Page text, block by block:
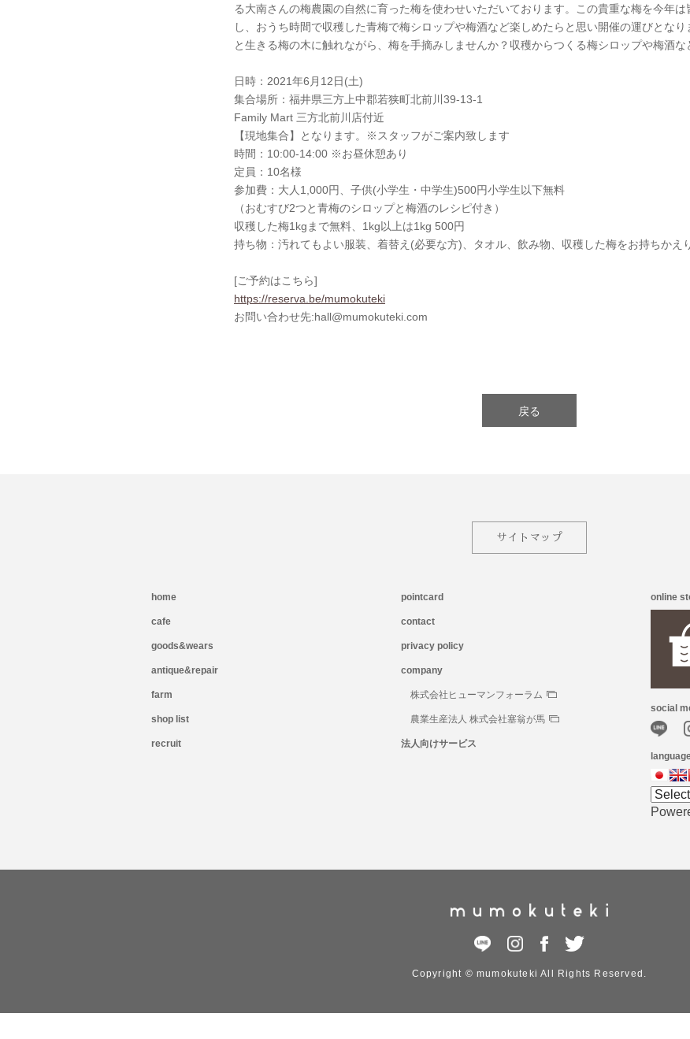
る大南さんの梅農園の自然に育った梅を使わせいただいております。この貴重な梅を今年
し、おうち時間で収穫した青梅で梅シロップや梅酒など楽しめたらと思い開催の運びとなり
と生きる梅の木に触れながら、梅を手摘みしませんか？収穫からつくる梅シロップや梅酒な
日時：2021年6月12日(土)
集合場所：福井県三方上中郡若狭町北前川39-13-1
Family Mart 三方北前川店付近
【現地集合】となります。※スタッフがご案内致します
時間：10:00-14:00 ※お昼休憩あり
定員：10名様
参加費：大人1,000円、子供(小学生・中学生)500円小学生以下無料
（おむすび2つと青梅のシロップと梅酒のレシピ付き）
収穫した梅1kgまで無料、1kg以上は1kg 500円
持ち物：汚れてもよい服装、着替え(必要な方)、タオル、飲み物、収穫した梅をお持ちかえ
[ご予約はこちら]
https://reserva.be/mumokuteki
お問い合わせ先:hall@mumokuteki.com
戻る
サイトマップ
home
cafe
goods&wears
antique&repair
farm
shop list
recruit
pointcard
contact
privacy policy
company
株式会社ヒューマンフォーラム
農業生産法人 株式会社塞翁が馬
法人向けサービス
online
social
Copyright © mumokuteki All Rights Reserved.